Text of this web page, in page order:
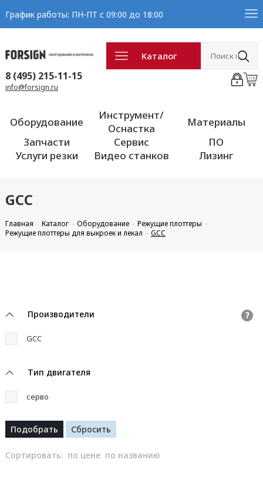
График работы: ПН-ПТ с 09:00 до 18:00
Каталог
8 (495) 215-11-15
info@forsign.ru
Оборудование
Инструмент/
Оснастка
Материалы
Запчасти
Сервис
ПО
Услуги резки
Видео станков Лизинг
GCC
Главная Каталог Оборудование
Режущие плоттеры
Режущие плоттеры для выкроек и лекал
GCC
Производители ?
GCC
Тип двигателя
серво
Сортировать: по цене по названию